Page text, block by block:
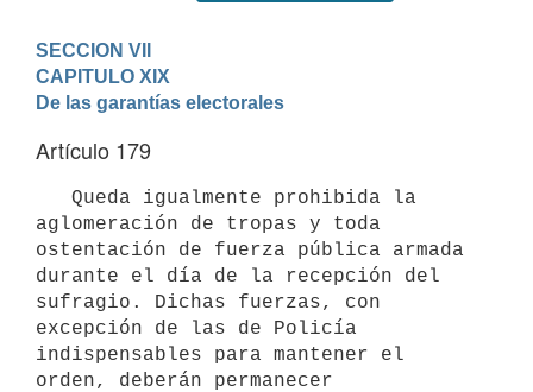
SECCION VII
CAPITULO XIX
De las garantías electorales
Artículo 179
aglomeración de tropas y toda
ostentación de fuerza pública armada
durante el día de la recepción del
sufragio. Dichas fuerzas, con
excepción de las de Policía
indispensables para mantener el
orden, deberán permanecer